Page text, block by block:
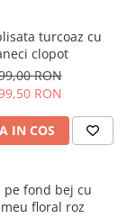
turcoaz cu
clopot
RON
RON
IN COS
pe fond bej cu
floral roz